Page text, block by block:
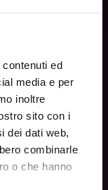
ed
media e per
inoltre
sito con i
dei dati web,
combinarle
o che hanno